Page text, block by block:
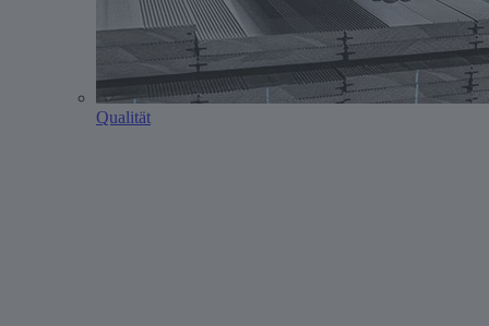
Qualität